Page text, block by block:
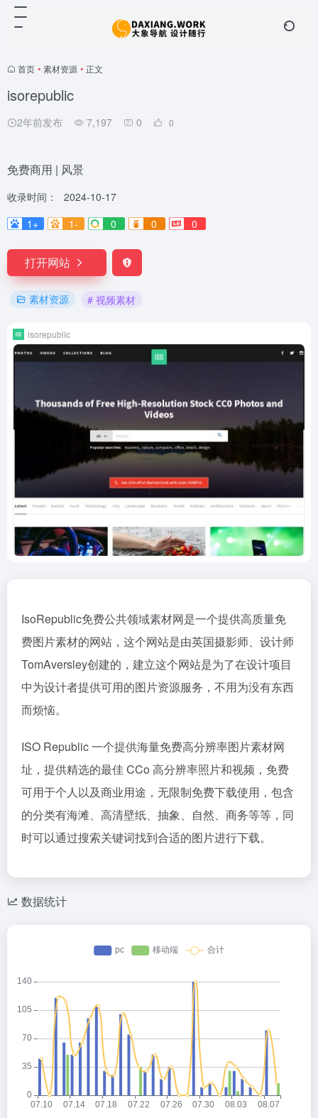
首页 • 素材资源 • 正文
isorepublic
2年前发布 7,197 0 0
免费商用 | 风景
收录时间：
2024-10-17
1+
1- 0 0 0
打开网站
素材资源 # 视频素材
isorepublic
IsoRepublic免费公共领域素材网是一个提供高质量免
费图片素材的网站，这个网站是由英国摄影师、设计师
TomAversley创建的，建立这个网站是为了在设计项目
中为设计者提供可用的图片资源服务，不用为没有东西
而烦恼。
ISO Republic 一个提供海量免费高分辨率图片素材网
址，提供精选的最佳 CCo 高分辨率照片和视频，免费
可用于个人以及商业用途，无限制免费下载使用，包含
的分类有海滩、高清壁纸、抽象、自然、商务等等，同
时可以通过搜索关键词找到合适的图片进行下载。
数据统计